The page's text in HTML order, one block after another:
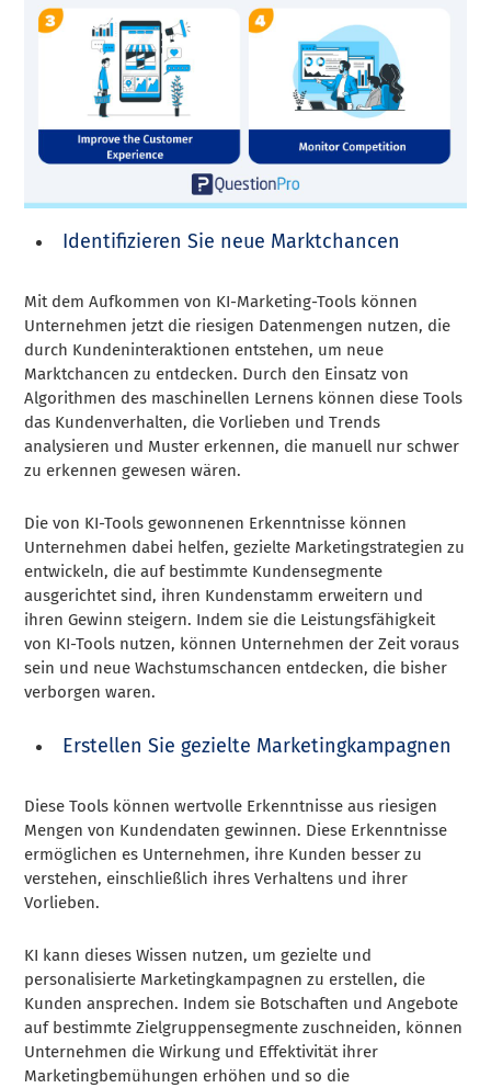
Identifizieren Sie neue Marktchancen
Mit dem Aufkommen von KI-Marketing-Tools können
Unternehmen jetzt die riesigen Datenmengen nutzen, die
durch Kundeninteraktionen entstehen, um neue
Marktchancen zu entdecken. Durch den Einsatz von
Algorithmen des maschinellen Lernens können diese Tools
das Kundenverhalten, die Vorlieben und Trends
analysieren und Muster erkennen, die manuell nur schwer
zu erkennen gewesen wären.
Die von KI-Tools gewonnenen Erkenntnisse können
Unternehmen dabei helfen, gezielte Marketingstrategien zu
entwickeln, die auf bestimmte Kundensegmente
ausgerichtet sind, ihren Kundenstamm erweitern und
ihren Gewinn steigern. Indem sie die Leistungsfähigkeit
von KI-Tools nutzen, können Unternehmen der Zeit voraus
sein und neue Wachstumschancen entdecken, die bisher
verborgen waren.
Erstellen Sie gezielte Marketingkampagnen
Diese Tools können wertvolle Erkenntnisse aus riesigen
Mengen von Kundendaten gewinnen. Diese Erkenntnisse
ermöglichen es Unternehmen, ihre Kunden besser zu
verstehen, einschließlich ihres Verhaltens und ihrer
Vorlieben.
KI kann dieses Wissen nutzen, um gezielte und
personalisierte Marketingkampagnen zu erstellen, die
Kunden ansprechen. Indem sie Botschaften und Angebote
auf bestimmte Zielgruppensegmente zuschneiden, können
Unternehmen die Wirkung und Effektivität ihrer
Marketingbemühungen erhöhen und so die